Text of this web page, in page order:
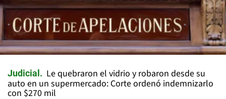
Judicial
Le quebraron el vidrio y robaron desde su
auto en un supermercado: Corte ordenó indemnizarlo
con $270 mil